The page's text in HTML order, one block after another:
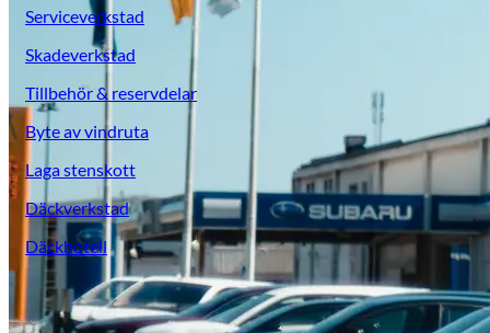
Suzuki
Tillbehör & reservdelar
Serviceverkstad
Skadeverkstad
Tillbehör & reservdelar
Byte av vindruta
Laga stenskott
Däckverkstad
Däckhotell